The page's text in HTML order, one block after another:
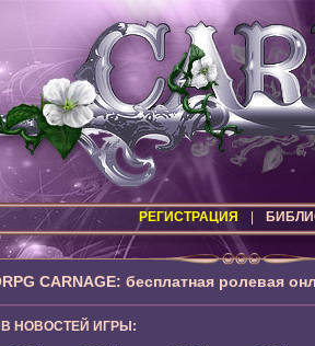
РЕГИСТРАЦИЯ
CARNAGE: бесплатная ролевая
НОВОСТЕЙ ИГРЫ: